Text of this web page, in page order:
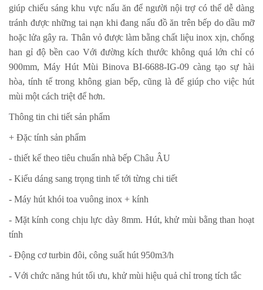
giúp chiếu sáng khu vực nấu ăn để người nội trợ có thể dễ dàng
tránh được những tai nạn khi đang nấu đồ ăn trên bếp do dầu mỡ
hoặc lửa gây ra. Thân vỏ được làm bằng chất liệu inox xịn, chống
han gỉ độ bền cao Với đường kích thước không quá lớn chỉ có
900mm, Máy Hút Mùi Binova BI-6688-IG-09càng tạo sự hài
hòa, tính tế trong không gian bếp, cũng là để giúp cho việc hút
mùi một cách triệt để hơn.
Thông tin chi tiết sản phẩm
+ Đặc tính sản phẩm
- thiết kế theo tiêu chuẩn nhà bếp Châu ÂU
- Kiểu dáng sang trọng tinh tế tới từng chi tiết
- Máy hút khói toa vuông inox + kính
- Mặt kính cong chịu lực dày 8mm. Hút, khử mùi bằng than hoạt
tính
- Động cơ turbin đôi, công suất hút 950m3/h
- Với chức năng hút tối ưu, khử mùi hiệu quả chỉ trong tích tắc